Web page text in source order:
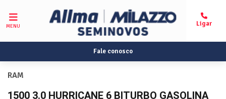
MENU
Fale conosco
RAM
1500 3.0 HURRICANE 6 BITURBO GASOLINA